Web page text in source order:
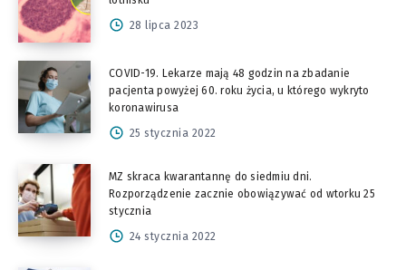
28 lipca 2023
COVID-19. Lekarze mają 48 godzin na zbadanie
pacjenta powyżej 60. roku życia, u którego wykryto
koronawirusa
25 stycznia 2022
MZ skraca kwarantannę do siedmiu dni.
Rozporządzenie zacznie obowiązywać od wtorku 25
stycznia
24 stycznia 2022